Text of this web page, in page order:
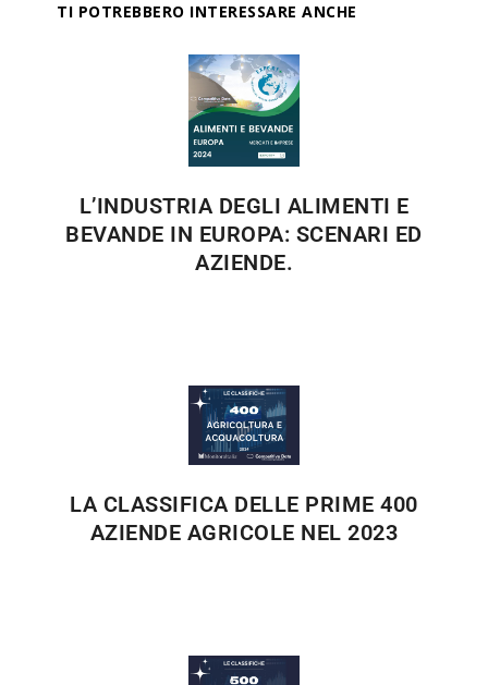
TI POTREBBERO INTERESSARE ANCHE
L’INDUSTRIA DEGLI ALIMENTI E
BEVANDE IN EUROPA: SCENARI ED
AZIENDE.
LA CLASSIFICA DELLE PRIME 400
AZIENDE AGRICOLE NEL 2023